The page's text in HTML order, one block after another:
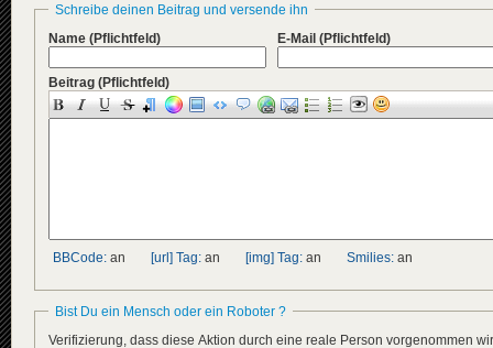
Schreibe deinen Beitrag und versende ihn
Name (Pflichtfeld) E-Mail (Pflichtfeld)
Beitrag (Pflichtfeld)
BBCode: an [url] Tag: an [img] Tag: an Smilies: an
Bist Du ein Mensch oder ein Roboter ?
Verifizierung, dass diese Aktion durch eine reale Person vorgenommen